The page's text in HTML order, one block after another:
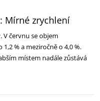
Mírné zrychlení
V červnu se objem
% a meziročně o 4,0 %.
místem nadále zůstává